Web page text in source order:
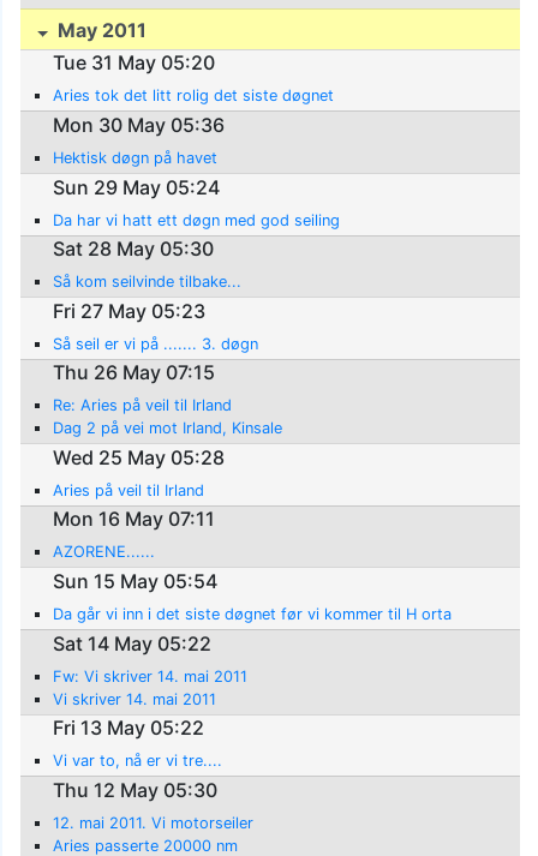
May 2011
Tue 31 May 05:20
Aries tok det litt rolig det siste døgnet
Mon 30 May 05:36
Hektisk døgn på havet
Sun 29 May 05:24
Da har vi hatt ett døgn med god seiling
Sat 28 May 05:30
Så kom seilvinde tilbake...
Fri 27 May 05:23
Så seil er vi på ....... 3. døgn
Thu 26 May 07:15
Re: Aries på veil til Irland
Dag 2 på vei mot Irland, Kinsale
Wed 25 May 05:28
Aries på veil til Irland
Mon 16 May 07:11
AZORENE......
Sun 15 May 05:54
Da går vi inn i det siste døgnet før vi kommer til H orta
Sat 14 May 05:22
Fw: Vi skriver 14. mai 2011
Vi skriver 14. mai 2011
Fri 13 May 05:22
Vi var to, nå er vi tre....
Thu 12 May 05:30
12. mai 2011. Vi motorseiler
Aries passerte 20000 nm